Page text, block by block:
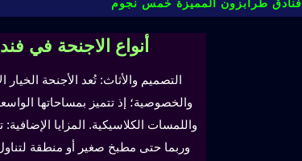
فنادق طرابزون المميزة خمس نجوم
أنواع الاجنحة في
التصميم والأثاث: تُعد الأجنحة
والخصوصية؛ إذ تتميز بمساحاتها
واللمسات الكلاسيكية. المزايا
وربما حتى مطبخ صغير أو منطقة لتناول